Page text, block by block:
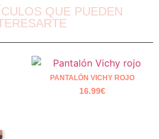
QUE PUEDEN
PANTALÓN VICHY ROJO
16.99€